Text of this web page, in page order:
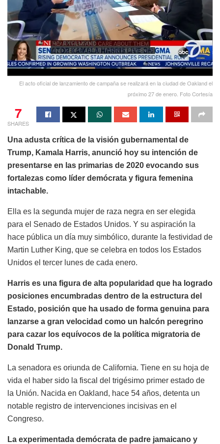
El acto oficial de lanzamiento de campaña se realizará en la ciudad de Oakland el
próximo 27 de enero. Foto Cortesía
7
SHARES
Una adusta crítica de la visión gubernamental de
Trump, Kamala Harris, anunció hoy su intención de
presentarse en las primarias de 2020 evocando sus
fortalezas como líder demócrata y figura femenina
intachable.
Ella es la segunda mujer de raza negra en ser elegida
para el Senado de Estados Unidos. Y su aspiración la
hace pública un día muy simbólico, durante la festividad de
Martin Luther King, que se celebra en todos los Estados
Unidos el tercer lunes de cada enero.
Harris es una figura de alta popularidad que ha logrado
posiciones encumbradas dentro de la estructura del
Estado, posición que ha usado de forma genuina para
lanzarse a gran velocidad como un halcón peregrino
para cazar los equívocos de la política migratoria de
Donald Trump.
La senadora es oriunda de California. Tiene en su hoja de
vida el haber sido la fiscal del trigésimo primer estado de
la Unión. Nacida en Oakland, hace 54 años, detenta un
notable registro de intervenciones incisivas en el
Congreso.
La experimentada demócrata de padre jamaicano y